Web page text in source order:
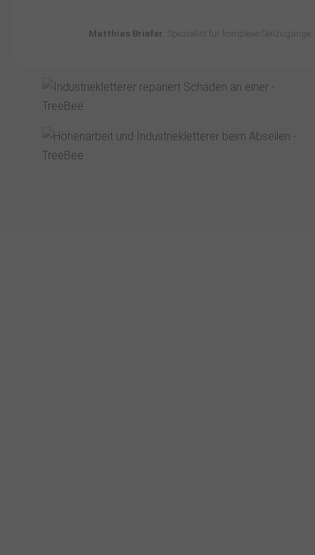
Matthias Briefer , Spezialist für komplexe Seilzugänge